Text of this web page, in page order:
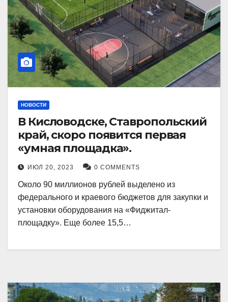
НОВОСТИ
В Кисловодске, Ставропольский
край, скоро появится первая
«умная площадка».
ИЮЛ 20, 2023 0 COMMENTS
Около 90 миллионов рублей выделено из
федерального и краевого бюджетов для закупки и
установки оборудования на «Фиджитал-
площадку». Еще более 15,5…